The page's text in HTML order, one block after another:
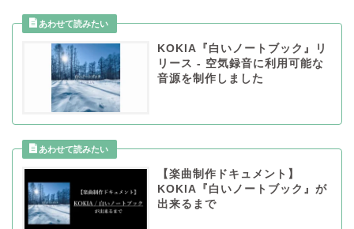
KOKIA『白いノートブック』リ
リース - 空気録音に利用可能な
音源を制作しました
【楽曲制作ドキュメント】
KOKIA『白いノートブック』が
出来るまで